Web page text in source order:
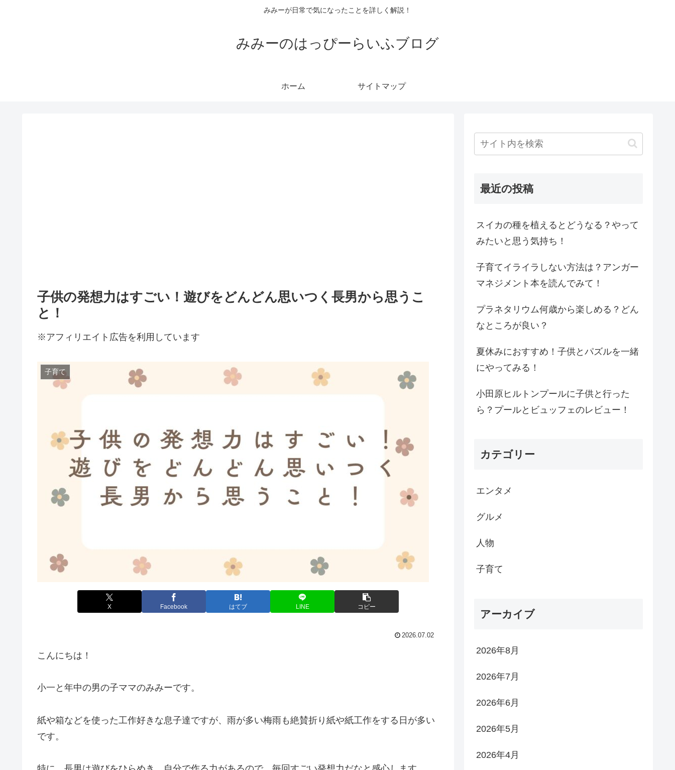
みみーが日常で気になったことを詳しく解説！
みみーのはっぴーらいふブログ
ホーム サイトマップ
子供の発想力はすごい！遊びをどんどん思いつく長男から思うこ
と！
※アフィリエイト広告を利用しています
子育て
X Facebook はてブ LINE コピー
2026.07.02
こんにちは！
小一と年中の男の子ママのみみーです。
紙や箱などを使った工作好きな息子達ですが、雨が多い梅雨も絶賛折り紙や紙工作をする日が多い
です。
最近の投稿
スイカの種を植えるとどうなる？やって
みたいと思う気持ち！
子育てイライラしない方法は？アンガー
マネジメント本を読んでみて！
プラネタリウム何歳から楽しめる？どん
なところが良い？
夏休みにおすすめ！子供とパズルを一緒
にやってみる！
小田原ヒルトンプールに子供と行った
ら？プールとビュッフェのレビュー！
カテゴリー
エンタメ
グルメ
人物
子育て
アーカイブ
2026年8月
2026年7月
2026年6月
2026年5月
2026年4月